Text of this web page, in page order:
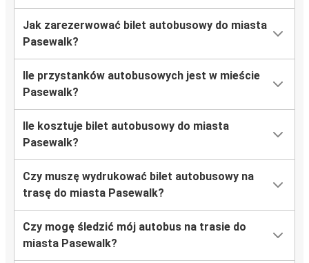
Jak zarezerwować bilet autobusowy do miasta
Pasewalk?
Ile przystanków autobusowych jest w mieście
Pasewalk?
Ile kosztuje bilet autobusowy do miasta
Pasewalk?
Czy muszę wydrukować bilet autobusowy na
trasę do miasta Pasewalk?
Czy mogę śledzić mój autobus na trasie do
miasta Pasewalk?